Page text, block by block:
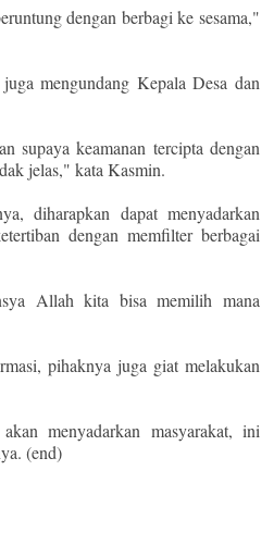
dengan berbagi ke sesama,"
mengundang Kepala Desa dan
supaya keamanan tercipta dengan
jelas," kata Kasmin.
diharapkan dapat menyadarkan
dengan memfilter berbagai
Allah kita bisa memilih mana
pihaknya juga giat melakukan
menyadarkan masyarakat, ini
(end)